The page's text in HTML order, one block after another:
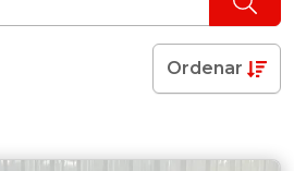
Ordenar